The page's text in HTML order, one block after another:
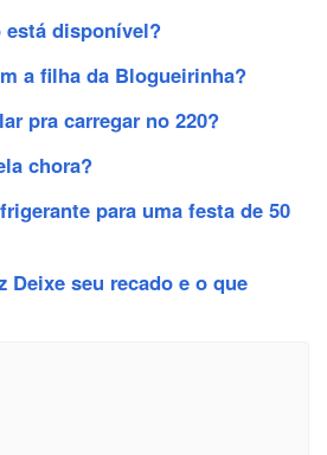
está disponível?
a filha da Blogueirinha?
pra carregar no 220?
chora?
para uma festa de 50
Deixe seu recado e o que